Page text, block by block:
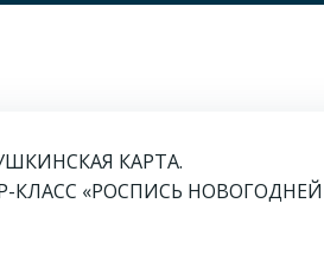
КАРТА.
КЛАСС «РОСПИСЬ